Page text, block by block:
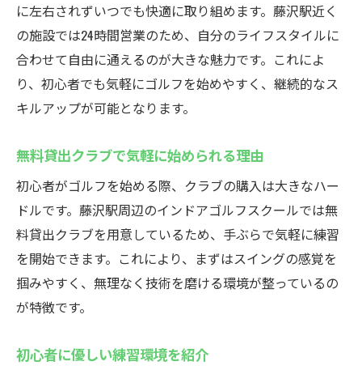
に左右されずいつでも快適に取り組めます。藤沢駅近く
の施設では24時間営業のため、自分のライフスタイルに
合わせて自由に通えるのが大きな魅力です。これによ
り、初心者でも気軽にゴルフを始めやすく、継続的なス
キルアップが可能となります。
無料貸出クラブで気軽に始められる理由
初心者がゴルフを始める際、クラブの購入は大きなハー
ドルです。藤沢駅周辺のインドアゴルフスクールでは無
料貸出クラブを用意しているため、手ぶらで気軽に練習
を開始できます。これにより、まずはスイングの感覚を
掴みやすく、無理なく技術を磨ける環境が整っているの
が特徴です。
初心者に優しい練習環境を紹介